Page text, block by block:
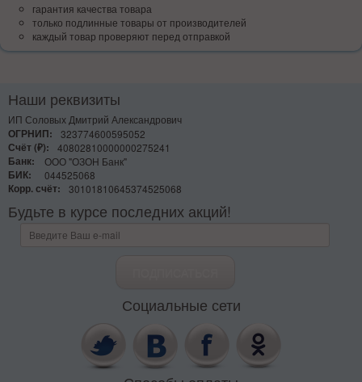
гарантия качества товара
только подлинные товары от производителей
каждый товар проверяют перед отправкой
Наши реквизиты
ИП Соловых Дмитрий Александрович
ОГРНИП:
323774600595052
Счёт (₽):
40802810000000275241
Банк:
ООО "ОЗОН Банк"
БИК:
044525068
Корр. счёт:
30101810645374525068
Будьте в курсе последних акций!
Социальные сети